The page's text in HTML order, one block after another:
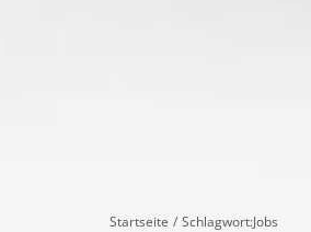
Startseite Schlagwort:Jobs